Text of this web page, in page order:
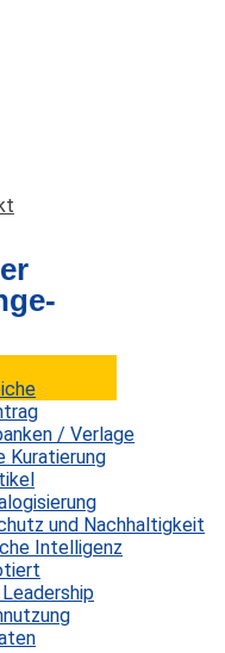
/ Verlage
Kuratierung
und Nachhaltigkeit
Intelligenz
von Usern nutzt
häufiger als
PCs.
ist